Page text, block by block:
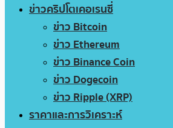
ข่าวคริปโตเคอเรนซี่
ข่าว Bitcoin
ข่าว Ethereum
ข่าว Binance Coin
ข่าว Dogecoin
ข่าว Ripple (XRP)
ราคาและการวิเคราะห์